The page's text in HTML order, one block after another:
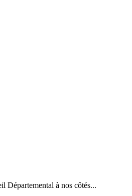
à nos côtés...